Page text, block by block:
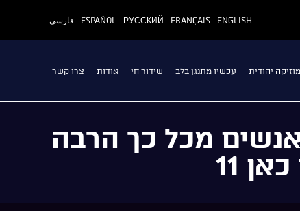
ENGLISH
FRANÇAIS
РУССКИЙ
ESPAÑOL فارسی
מוזיקה יהודית עכשיו מתנגן בלב שידור חי אודות צרו קשר
מכל כך הרבה
11